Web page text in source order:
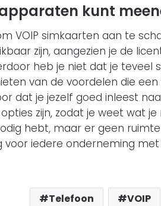
kunt
VOIP simkaarten aan te
zijn, aangezien je de
heb je niet dat je teveel
van de voordelen die
dat je jezelf goed inleest
zijn, zodat je weet wat
hebt, maar er geen
iedere onderneming
Telefoon VOIP